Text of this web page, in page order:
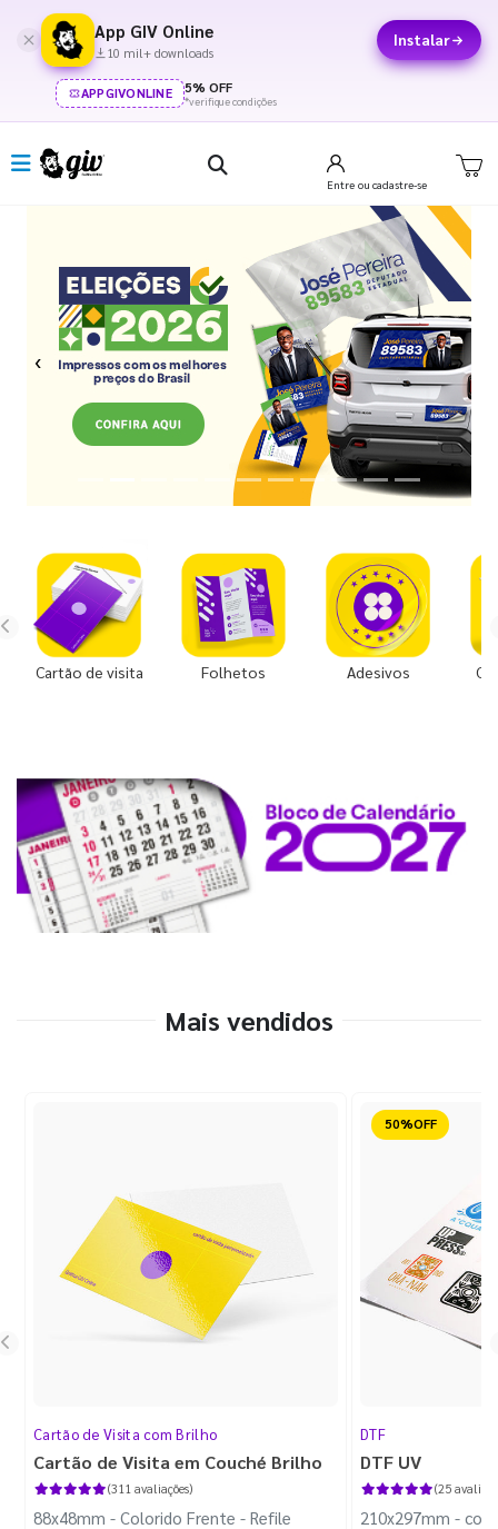
App GIV Online
10 mil+ downloads
Instalar
APPGIVONLINE 5% OFF
*verifique condições
Entre ou cadastre-se
Previous Next
Cartão de visita Folhetos Adesivos
Mais vendidos
Cartão de Visita com Brilho
Cartão de Visita em Couché Brilho
(311 avaliações)
88x48mm - Colorido Frente - Refile
Reduzido
DTF
DTF UV
(25
210x297mm -